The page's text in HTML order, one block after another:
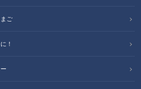
ご
！
います
野田クリスタルと村上の二人が東海地
今どきの“リアルな学校生活”を紹介す
す』。前回に続いて今回も、三重県伊
治山田商業高校』の『陸上競技部』で